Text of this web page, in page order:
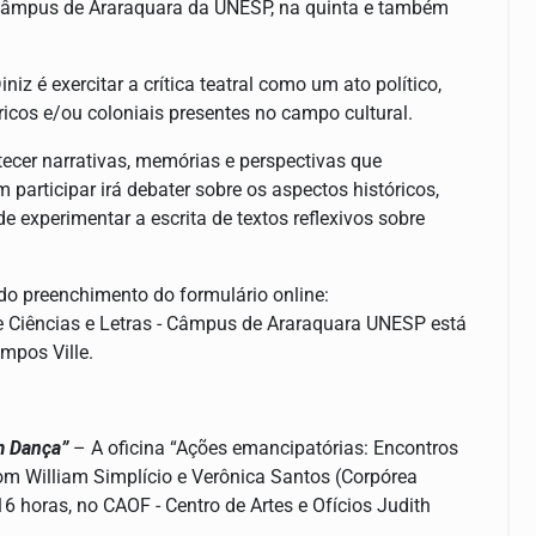
de Araraquara da UNESP, na quinta e também
é exercitar a crítica teatral como um ato político,
e/ou coloniais presentes no campo cultural.
narrativas, memórias e perspectivas que
participar irá debater sobre os aspectos históricos,
experimentar a escrita de textos reflexivos sobre
preenchimento do formulário online:
e Letras - Câmpus de Araraquara UNESP está
Ville.
– A oficina “Ações emancipatórias: Encontros
William Simplício e Verônica Santos (Corpórea
horas, no CAOF - Centro de Artes e Ofícios Judith